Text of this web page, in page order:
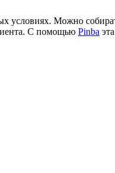
условиях. Можно
С помощью Pinba